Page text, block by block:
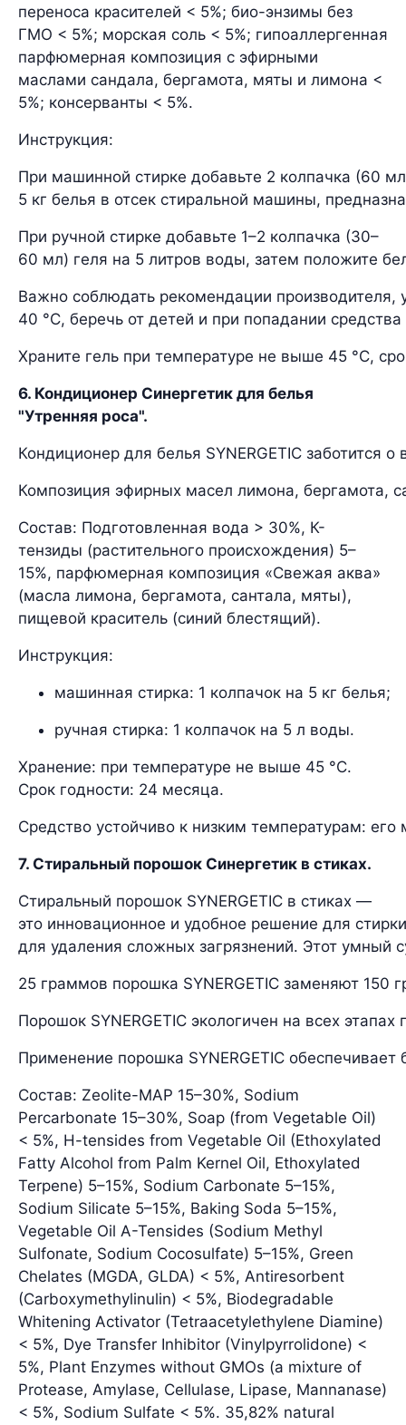
переноса красителей < 5%; био-энзимы без
ГМО < 5%; морская соль < 5%; гипоаллергенная
парфюмерная композиция с эфирными
маслами сандала, бергамота, мяты и лимона <
5%; консерванты < 5%.
Инструкция:
При машинной стирке добавьте 2 колпачка (60
5 кг белья в отсек стиральной машины,
При ручной стирке добавьте 1–2 колпачка (30–
60 мл) геля на 5 литров воды, затем положите
Важно соблюдать рекомендации производителя,
40 °С, беречь от детей и при попадании
Храните гель при температуре не выше 45 °C,
6. Кондиционер Синергетик для белья
"Утренняя роса".
Кондиционер для белья SYNERGETIC
Композиция эфирных масел лимона, бергамота,
Состав: Подготовленная вода > 30%, К-
тензиды (растительного происхождения) 5–
15%, парфюмерная композиция «Свежая аква»
(масла лимона, бергамота, сантала, мяты),
пищевой краситель (синий блестящий).
Инструкция:
машинная стирка: 1 колпачок на 5 кг белья;
ручная стирка: 1 колпачок на 5 л воды.
Хранение: при температуре не выше 45 °C.
Срок годности: 24 месяца.
Средство устойчиво к низким температурам:
7. Стиральный порошок Синергетик в стиках.
Стиральный порошок SYNERGETIC в стиках —
это инновационное и удобное решение для
для удаления сложных загрязнений. Этот умный
25 граммов порошка SYNERGETIC заменяют
Порошок SYNERGETIC экологичен на всех
Применение порошка SYNERGETIC обеспечивает
Состав: Zeolite-MAP 15–30%, Sodium
Percarbonate 15–30%, Soap (from Vegetable Oil)
< 5%, H-tensides from Vegetable Oil (Ethoxylated
Fatty Alcohol from Palm Kernel Oil, Ethoxylated
Terpene) 5–15%, Sodium Carbonate 5–15%,
Sodium Silicate 5–15%, Baking Soda 5–15%,
Vegetable Oil A-Tensides (Sodium Methyl
Sulfonate, Sodium Cocosulfate) 5–15%, Green
Chelates (MGDA, GLDA) < 5%, Antiresorbent
(Carboxymethylinulin) < 5%, Biodegradable
Whitening Activator (Tetraacetylethylene Diamine)
< 5%, Dye Transfer Inhibitor (Vinylpyrrolidone) <
5%, Plant Enzymes without GMOs (a mixture of
Protease, Amylase, Cellulase, Lipase, Mannanase)
< 5%, Sodium Sulfate < 5%. 35,82% natural